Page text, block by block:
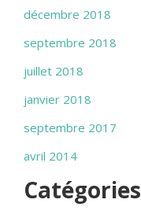
décembre 2018
septembre 2018
juillet 2018
janvier 2018
septembre 2017
avril 2014
Catégories